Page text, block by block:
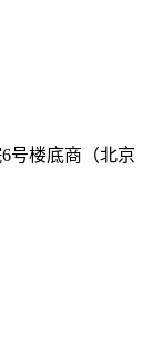
号楼底商（北京